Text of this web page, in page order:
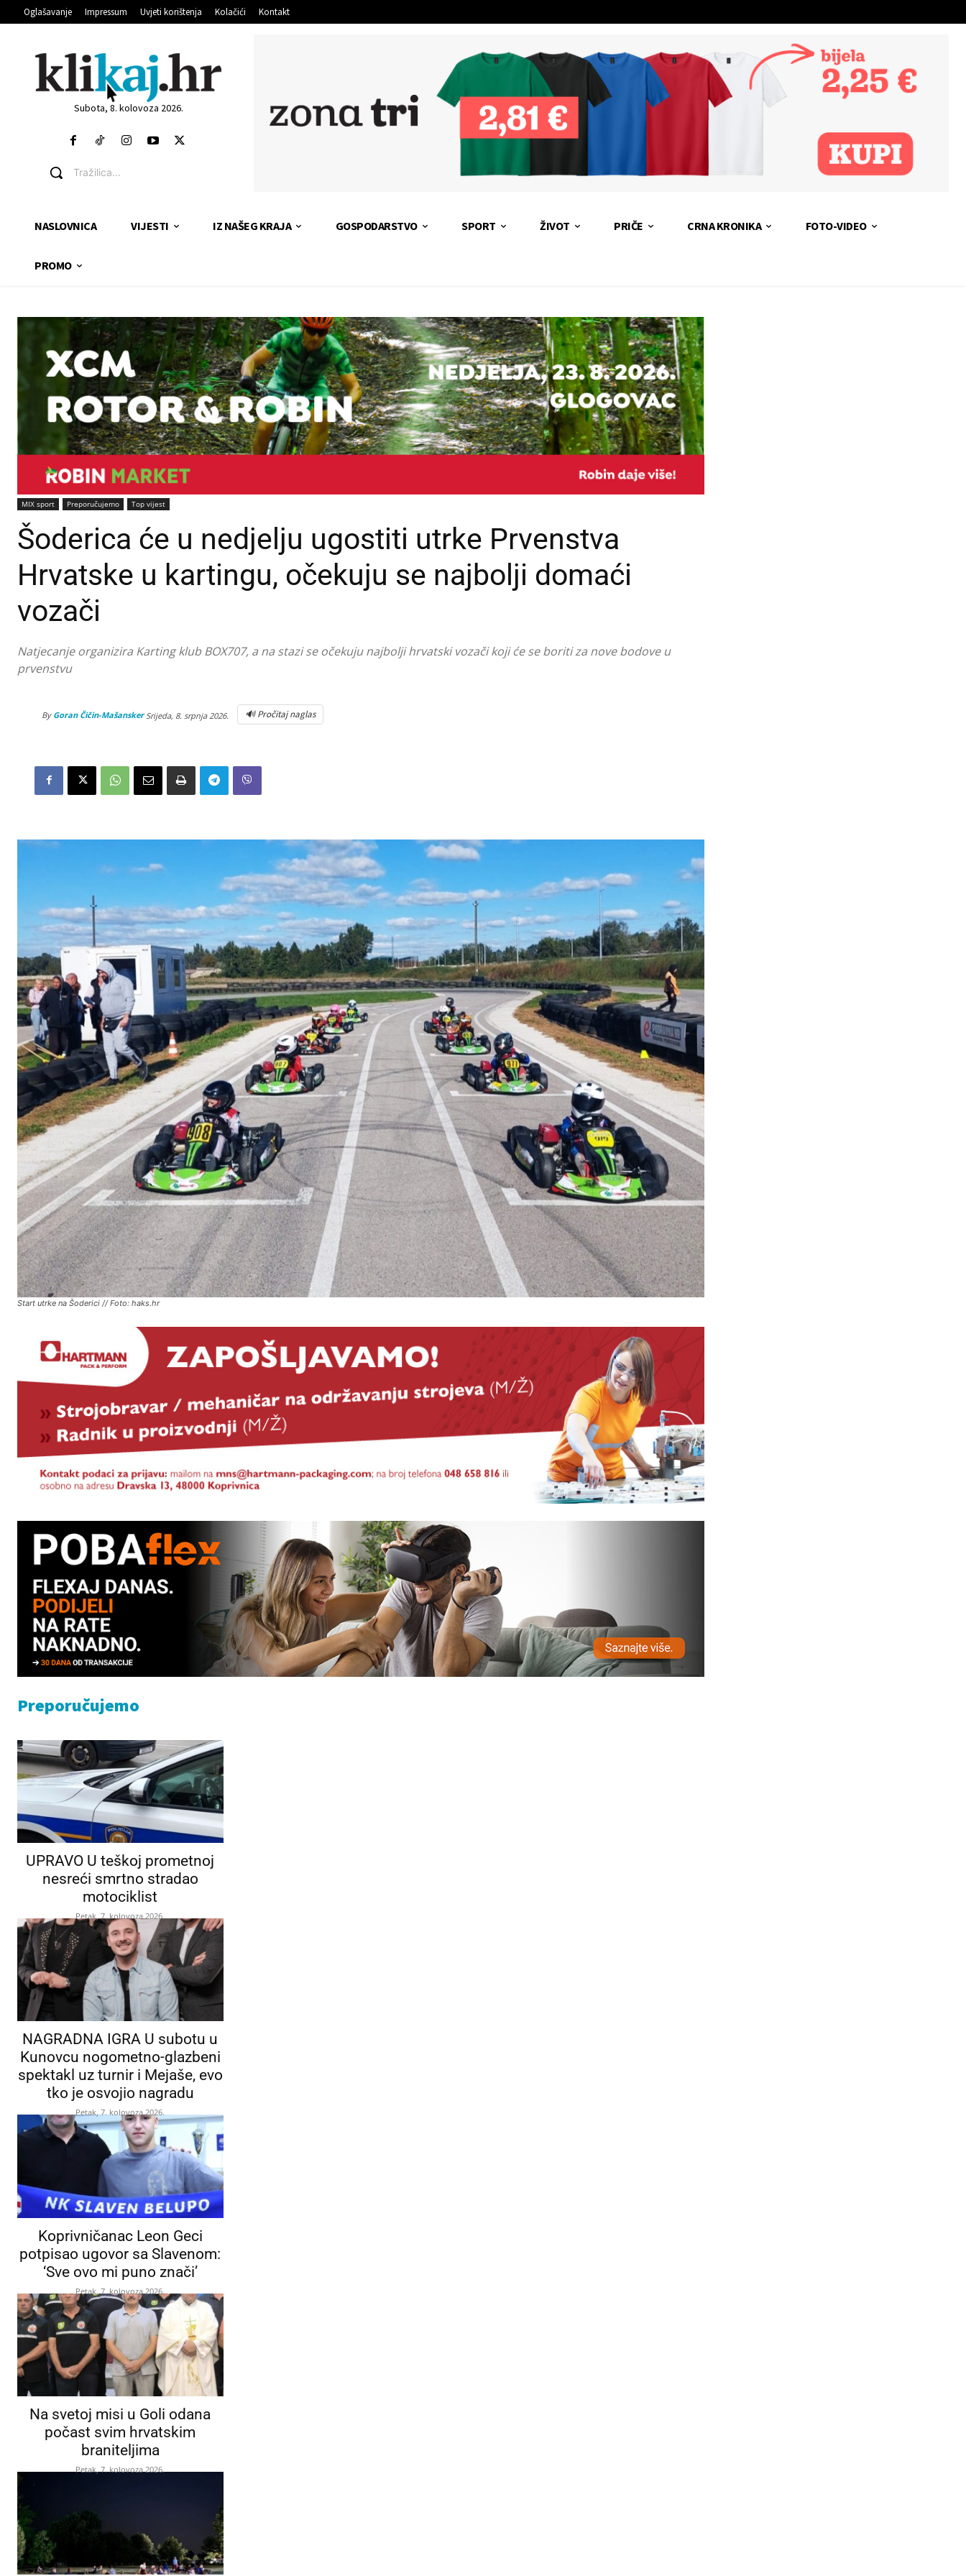
Oglašavanje Impressum Uvjeti korištenja Kolačići Kontakt
Subota, 8. kolovoza 2026.
Tražilica...
NASLOVNICA VIJESTI IZ NAŠEG KRAJA GOSPODARSTVO SPORT ŽIVOT PRIČE CRNA KRONIKA FOTO-VIDEO
PROMO
MIX sport Preporučujemo Top vijest
Šoderica će u nedjelju ugostiti utrke Prvenstva
Hrvatske u kartingu, očekuju se najbolji domaći
vozači
Natjecanje organizira Karting klub BOX707, a na stazi se očekuju najbolji hrvatski vozači koji će se boriti za nove bodove u
prvenstvu
By Goran Čičin-Mašansker Srijeda, 8. srpnja 2026. 🔊 Pročitaj naglas
Start utrke na Šoderici // Foto: haks.hr
Preporučujemo
UPRAVO U teškoj prometnoj
nesreći smrtno stradao
motociklist
Petak, 7. kolovoza 2026.
NAGRADNA IGRA U subotu u
Kunovcu nogometno-glazbeni
spektakl uz turnir i Mejaše, evo
tko je osvojio nagradu
Petak, 7. kolovoza 2026.
Koprivničanac Leon Geci
potpisao ugovor sa Slavenom:
‘Sve ovo mi puno znači’
Petak, 7. kolovoza 2026.
Na svetoj misi u Goli odana
počast svim hrvatskim
braniteljima
Petak, 7. kolovoza 2026.